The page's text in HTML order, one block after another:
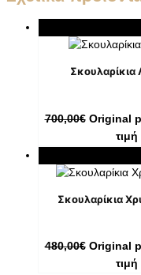
700,00€ Original
Σκουλαρίκια
480,00€ Original